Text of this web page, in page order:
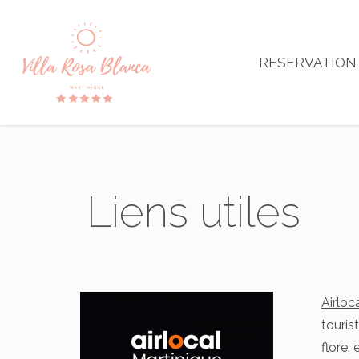
main
content
RESERVATION
Liens utiles
flore,